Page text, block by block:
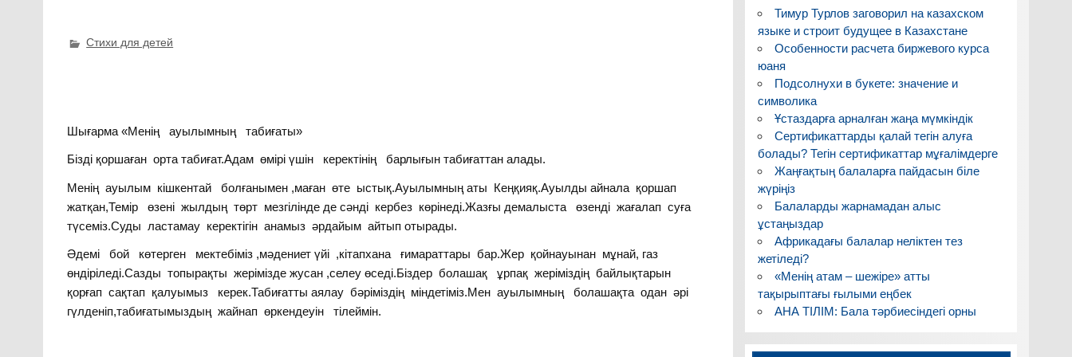
Стихи для детей
Шығарма «Менің ауылымның табиғаты»
Бізді қоршаған орта табиғат.Адам өмірі үшін керектінің барлығын табиғаттан алады.
Менің ауылым кішкентай болғанымен ,маған өте ыстық.Ауылымның аты Кеңқияқ.Ауылды айнала қоршап
жатқан,Темір өзені жылдың төрт мезгілінде де сәнді кербез көрінеді.Жазғы демалыста өзенді жағалап суға
түсеміз.Суды ластамау керектігін анамыз әрдайым айтып отырады.
Әдемі бой көтерген мектебіміз ,мәдениет үйі ,кітапхана ғимараттары бар.Жер қойнауынан мұнай, газ
өндіріледі.Сазды топырақты жерімізде жусан ,селеу өседі.Біздер болашақ ұрпақ жеріміздің байлықтарын
қорғап сақтап қалуымыз керек.Табиғатты аялау бәріміздің міндетіміз.Мен ауылымның болашақта одан әрі
гүлденіп,табиғатымыздың жайнап өркендеуін тілеймін.
Тимур Турлов заговорил на казахском
языке и строит будущее в Казахстане
Особенности расчета биржевого курса
юаня
Подсолнухи в букете: значение и
символика
Ұстаздарға арналған жаңа мүмкіндік
Сертификаттарды қалай тегін алуға
болады? Тегін сертификаттар мұғалімдерге
Жаңғақтың балаларға пайдасын біле
жүріңіз
Балаларды жарнамадан алыс
ұстаңыздар
Африкадағы балалар неліктен тез
жетіледі?
«Менің атам – шежіре» атты
тақырыптағы ғылыми еңбек
АНА ТІЛІМ: Бала тәрбиесіндегі орны